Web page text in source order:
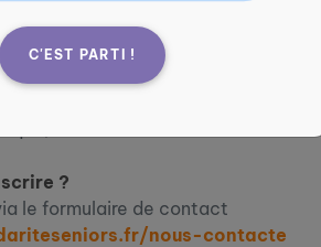
C'EST PARTI !
pratiques :
?
le formulaire de contact
nous-contacte